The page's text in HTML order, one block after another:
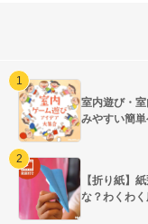
室内遊び・
みやすい簡
【折り紙】
な？わくわ